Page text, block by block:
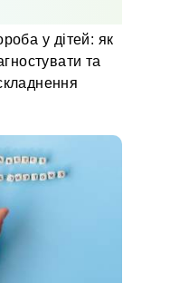
у дітей: як
та